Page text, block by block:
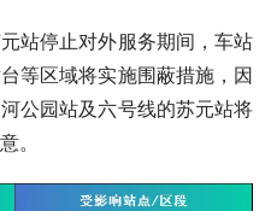
站停止对外服务期间，车站
等区域将实施围蔽措施，因
公园站及六号线的苏元站将
。